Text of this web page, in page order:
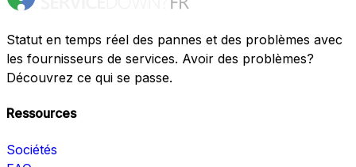
Statut en temps réel des pannes et des problèmes avec
les fournisseurs de services. Avoir des problèmes?
Découvrez ce qui se passe.
Ressources
Sociétés